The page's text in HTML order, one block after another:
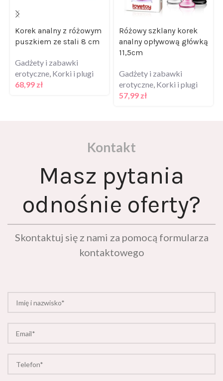
Korek analny z różowym
puszkiem ze stali 8 cm
Gadżety i zabawki
erotyczne Korki i plugi
68,99 zł
Różowy szklany korek
analny opływową główką
11,5cm
Gadżety i zabawki
erotyczne Korki i plugi
57,99 zł
Kontakt
Masz pytania
odnośnie oferty?
Skontaktuj się z nami za pomocą formularza
kontaktowego